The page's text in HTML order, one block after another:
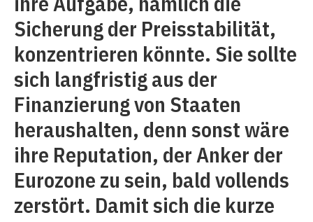
Sicherung der Preisstabilität,
konzentrieren könnte. Sie sollte
sich langfristig aus der
Finanzierung von Staaten
heraushalten, denn sonst wäre
ihre Reputation, der Anker der
Eurozone zu sein, bald vollends
zerstört. Damit sich die kurze